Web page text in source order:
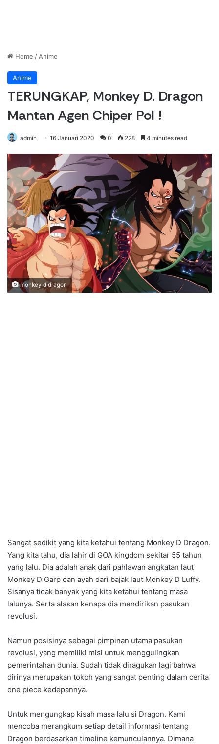
Home / Anime
Anime
TERUNGKAP, Monkey D. Dragon
Mantan Agen Chiper Pol !
admin 16 Januari 2020 0 228 4 minutes read
monkey d dragon
Sangat sedikit yang kita ketahui tentang Monkey D Dragon.
Yang kita tahu, dia lahir di GOA kingdom sekitar 55 tahun
yang lalu. Dia adalah anak dari pahlawan angkatan laut
Monkey D Garp dan ayah dari bajak laut Monkey D Luffy.
Sisanya tidak banyak yang kita ketahui tentang masa
lalunya. Serta alasan kenapa dia mendirikan pasukan
revolusi.
Namun posisinya sebagai pimpinan utama pasukan
revolusi, yang memiliki misi untuk menggulingkan
pemerintahan dunia. Sudah tidak diragukan lagi bahwa
dirinya merupakan tokoh yang sangat penting dalam cerita
one piece kedepannya.
Untuk mengungkap kisah masa lalu si Dragon. Kami
mencoba merangkum setiap detail informasi tentang
Dragon berdasarkan timeline kemunculannya. Dimana